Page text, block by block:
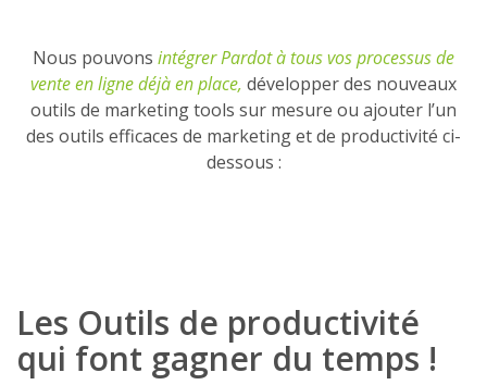
Nous pouvons intégrer Pardot à tous vos processus de
vente en ligne déjà en place, développer des nouveaux
outils de marketing tools sur mesure ou ajouter l’un
des outils efficaces de marketing et de productivité ci-
dessous :
Les Outils de productivité
qui font gagner du temps !